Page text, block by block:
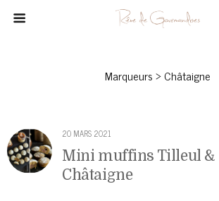
Marqueurs › Châtaigne
20 MARS 2021
Mini muffins Tilleul &
Châtaigne